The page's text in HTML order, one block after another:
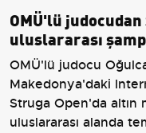
OMÜ'lü
uluslararası
OMÜ'lü judocu
Makedonya'daki
Struga Open'da altın
uluslararası alanda